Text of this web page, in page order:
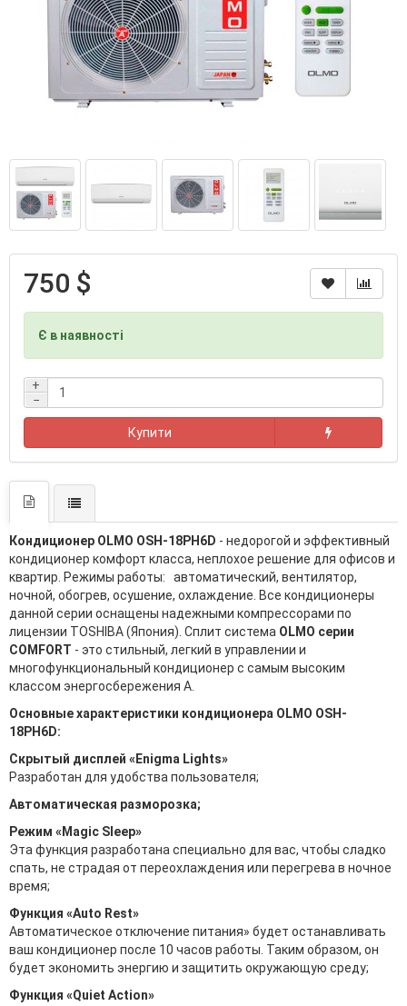
750 $
Є в наявності
+
−
Купити
Кондиционер OLMO OSH-18PH6D - недорогой и эффективный
кондиционер комфорт класса, неплохое решение для офисов и
квартир. Режимы работы: автоматический, вентилятор,
ночной, обогрев, осушение, охлаждение. Все кондиционеры
данной серии оснащены надежными компрессорами по
лицензии TOSHIBA (Япония). Сплит система OLMO серии
COMFORT - это стильный, легкий в управлении и
многофункциональный кондиционер с самым высоким
классом энергосбережения А.
Основные характеристики кондиционера OLMO OSH-
18PH6D:
Скрытый дисплей «Enigma Lights»
Разработан для удобства пользователя;
Автоматическая разморозка;
Режим «Magic Sleep»
Эта функция разработана специально для вас, чтобы сладко
спать, не страдая от переохлаждения или перегрева в ночное
время;
Функция «Auto Rest»
Автоматическое отключение питания» будет останавливать
ваш кондиционер после 10 часов работы. Таким образом, он
будет экономить энергию и защитить окружающую среду;
Функция «Quiet Action»